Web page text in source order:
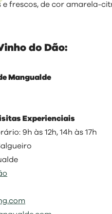
e frescos, de cor amarela-
do Dão:
Mangualde
Experienciais
9h às 12h, 14h às 17h